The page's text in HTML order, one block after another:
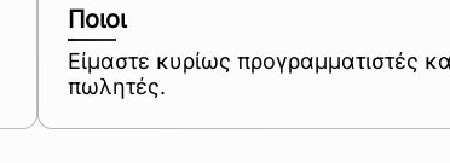
Ποιοι
Είμαστε κυρίως προγραμματιστές
πωλητές.